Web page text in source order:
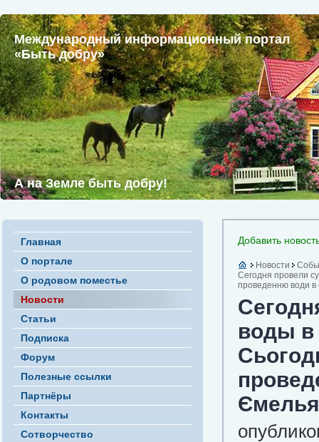
Международный информационный портал
«Быть добру»
А на Земле быть добру!
Главная
О портале
О родовом поместье
Новости
Статьи
Подписка
Форум
Полезные ссылки
Партнёры
Контакты
Сотворчество
Добавить
Новости
Сегодня провели
проведенню води в
воды в